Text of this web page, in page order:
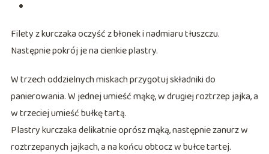
Filety z kurczaka oczyść z błonek i nadmiaru tłuszczu.
Następnie pokrój je na cienkie plastry.
W trzech oddzielnych miskach przygotuj składniki do
panierowania. W jednej umieść mąkę, w drugiej roztrzep jajka, a
w trzeciej umieść bułkę tartą.
Plastry kurczaka delikatnie oprósz mąką, następnie zanurz w
roztrzepanych jajkach, a na końcu obtocz w bułce tartej.